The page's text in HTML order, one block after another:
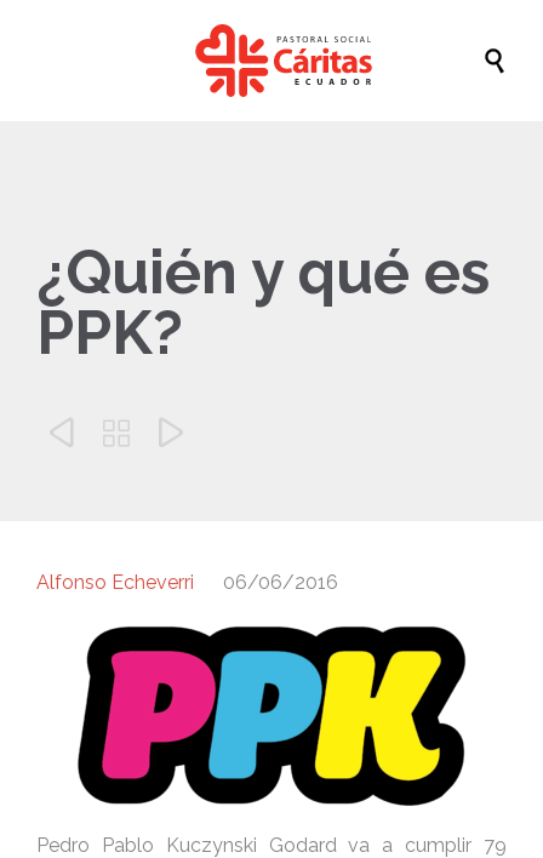

¿Quién y qué es
PPK?
  
Alfonso Echeverri 06/06/2016
Pedro Pablo Kuczynski Godard va a cumplir 79